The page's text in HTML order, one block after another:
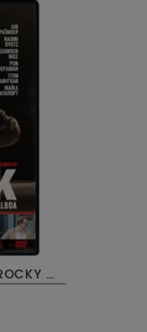
CHUCK Η ΙΣΤΟΡΙΑ ΤΟΥ ROCKY BALBOA - CHUCK DVD USED